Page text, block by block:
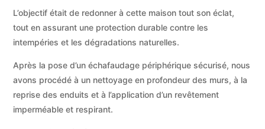
L’objectif était de redonner à cette maison tout son éclat,
tout en assurant une protection durable contre les
intempéries et les dégradations naturelles.
Après la pose d’un échafaudage périphérique sécurisé, nous
avons procédé à un nettoyage en profondeur des murs, à la
reprise des enduits et à l’application d’un revêtement
imperméable et respirant.